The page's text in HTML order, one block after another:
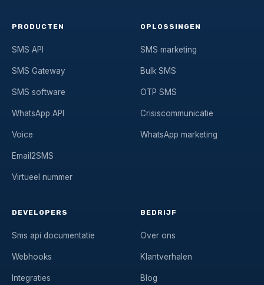
PRODUCTEN
SMS API
SMS Gateway
SMS software
WhatsApp API
Voice
Email2SMS
Virtueel nummer
OPLOSSINGEN
SMS marketing
Bulk SMS
OTP SMS
Crisiscommunicatie
WhatsApp marketing
DEVELOPERS
Sms api documentatie
Webhooks
Integraties
BEDRIJF
Over ons
Klantverhalen
Blog